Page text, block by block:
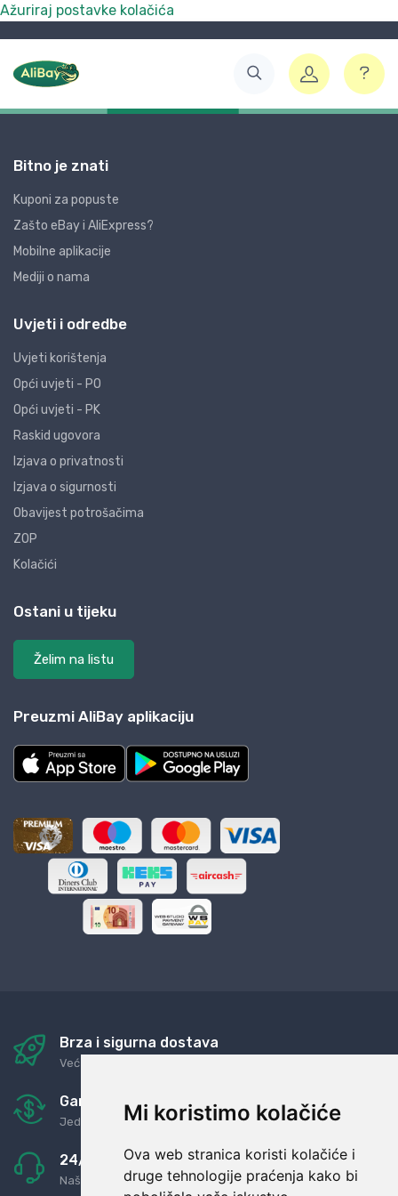
Mi koristimo kolačiće
Ova web stranica koristi kolačiće i
druge tehnologije praćenja kako bi
Ažuriraj postavke kolačića
Bitno je znati
Kuponi za popuste
Zašto eBay i AliExpress?
Mobilne aplikacije
Mediji o nama
Uvjeti i odredbe
Uvjeti korištenja
Opći uvjeti - PO
Opći uvjeti - PK
Raskid ugovora
Izjava o privatnosti
Izjava o sigurnosti
Obavijest potrošačima
ZOP
Kolačići
Ostani u tijeku
Želim na listu
Preuzmi AliBay aplikaciju
Brza i sigurna dostava
Već za nekoliko dana kod vas
Garancija u povrat novaca
Jednostavno pravilo: Roba za novac
24/7 odlična podrška
Naši agenti uvijek na raspolaganju